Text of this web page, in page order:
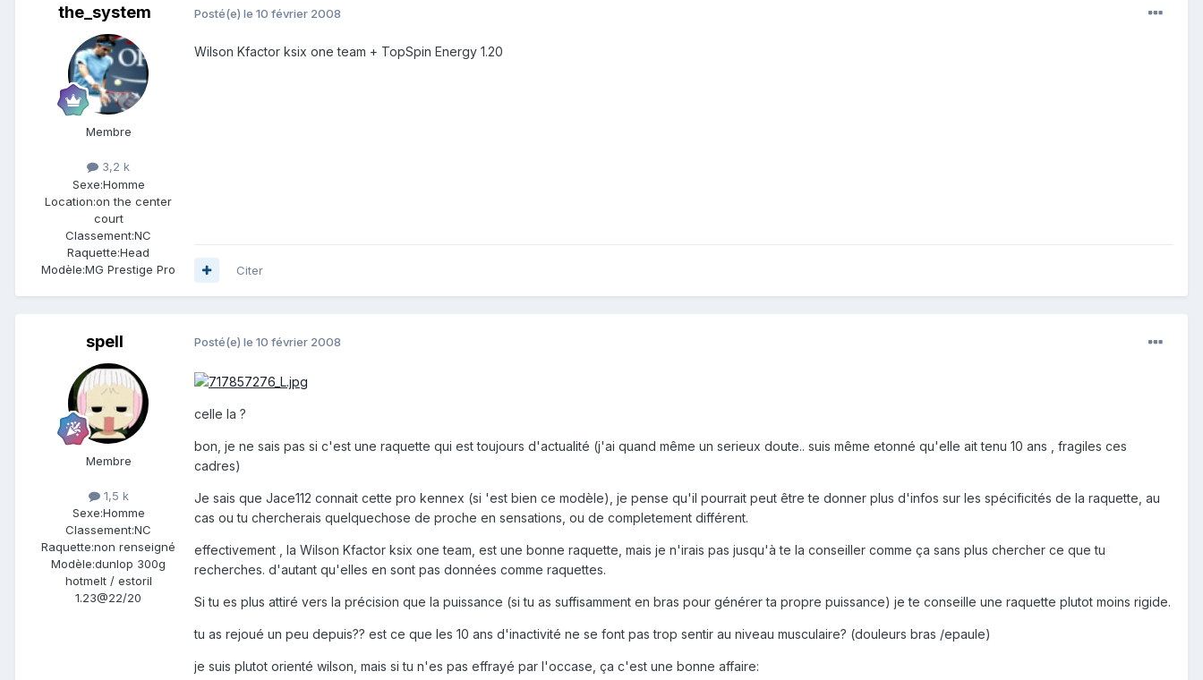
the_system
Membre
3,2 k
Sexe:Homme
Location:on the center
court
Classement:NC
Raquette:Head
Modèle:MG Prestige Pro
Posté(e) le 10 février 2008
Wilson Kfactor ksix one team + TopSpin Energy 1.20
Citer
spell
Membre
1,5 k
Sexe:Homme
Classement:NC
Raquette:non renseigné
Modèle:dunlop 300g
hotmelt / estoril
1.23@22/20
Posté(e) le 10 février 2008
celle la ?
bon, je ne sais pas si c'est une raquette qui est toujours d'actualité (j'ai quand même un serieux doute.. suis même etonné qu'elle ait tenu 10 ans , fragiles ces
cadres)
Je sais que Jace112 connait cette pro kennex (si 'est bien ce modèle), je pense qu'il pourrait peut être te donner plus d'infos sur les spécificités de la raquette, au
cas ou tu chercherais quelquechose de proche en sensations, ou de completement différent.
effectivement , la Wilson Kfactor ksix one team, est une bonne raquette, mais je n'irais pas jusqu'à te la conseiller comme ça sans plus chercher ce que tu
recherches. d'autant qu'elles en sont pas données comme raquettes.
Si tu es plus attiré vers la précision que la puissance (si tu as suffisamment en bras pour générer ta propre puissance) je te conseille une raquette plutot moins rigide.
tu as rejoué un peu depuis?? est ce que les 10 ans d'inactivité ne se font pas trop sentir au niveau musculaire? (douleurs bras /epaule)
je suis plutot orienté wilson, mais si tu n'es pas effrayé par l'occase, ça c'est une bonne affaire: